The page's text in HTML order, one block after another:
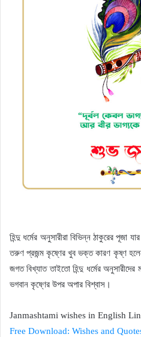
হিন্দু ধর্মের অনুসারীরা বিভিন্ন ঠাকুরের
তরুণ প্রজন্ম কৃষ্ণের খুব ভক্ত কারণ কৃষ্ণ হলেন
জগত বিখ্যাত তাইতো হিন্দু ধর্মের
ভগবান কৃষ্ণের উপর অপার বিশ্বাস।
Janmashtami wishes in English
Free Download: Wishes and